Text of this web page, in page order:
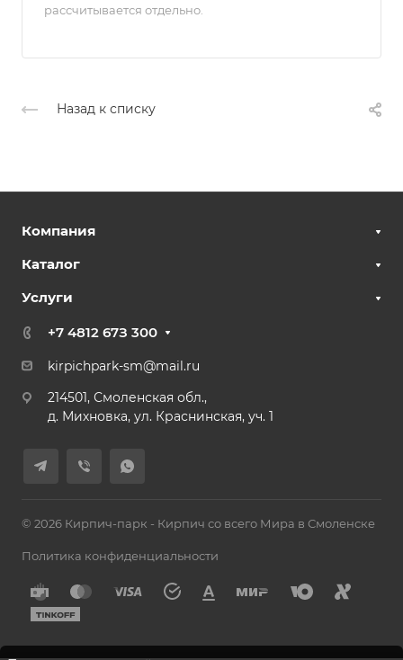
рассчитывается отдельно.
Назад к списку
Компания
Каталог
Услуги
+7 4812 67З 300
kirpichpark-sm@mail.ru
214501, Смоленская обл.,
д. Михновка, ул. Краснинская, уч. 1
© 2026 Кирпич-парк - Кирпич со всего Мира в Смоленске
Политика конфиденциальности